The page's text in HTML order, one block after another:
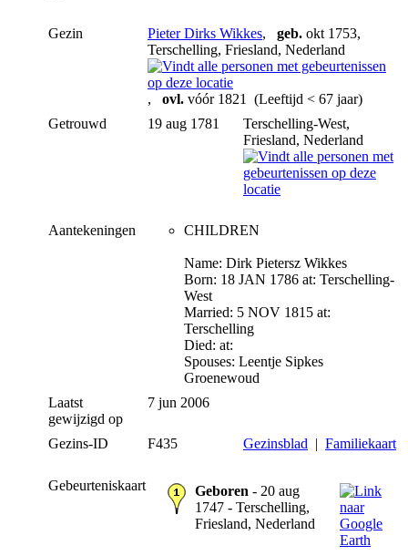
Gezin Pieter Dirks Wikkes, geb. okt 1753,
Terschelling, Friesland, Nederland
, ovl. vóór 1821 (Leeftijd < 67 jaar)
Getrouwd
19 aug 1781
Terschelling-West,
Friesland, Nederland
Aantekeningen CHILDREN
Name: Dirk Pietersz Wikkes
Born: 18 JAN 1786 at: Terschelling-
West
Married: 5 NOV 1815 at:
Terschelling
Died: at:
Spouses: Leentje Sipkes
Groenewoud
Laatst
gewijzigd op
7 jun 2006
Gezins-ID F435 Gezinsblad | Familiekaart
Gebeurteniskaart Geboren - 20 aug
1747 - Terschelling,
Friesland, Nederland